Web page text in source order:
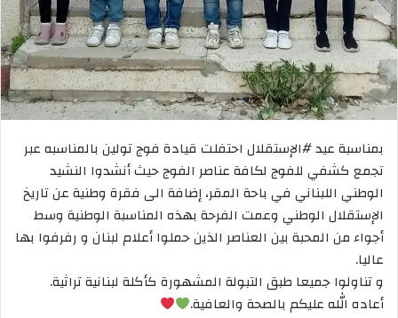
بمناسبة عيد #الإستقلال احتفلت قيادة فوج تولين بالمناسبه عبر
تجمع كشفي للفوج لكافة عناصر الفوج حيث أنشدوا النشيد
الوطني اللبناني في باحة المقر، إضافة الى فقرة وطنية عن تاريخ
الإستقلال الوطني وعمت الفرحة بهذه المناسبة الوطنية وسط
أجواء من المحبة بين العناصر الذين حملوا أعلام لبنان و رفرفوا بها
عاليا.
و تناولوا جميعا طبق التبولة المشهورة كأكلة لبنانية تراثية.
أعاده الله عليكم بالصحة والعافية.